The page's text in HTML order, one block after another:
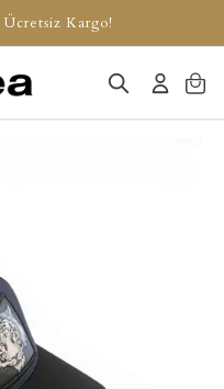
Kargo!